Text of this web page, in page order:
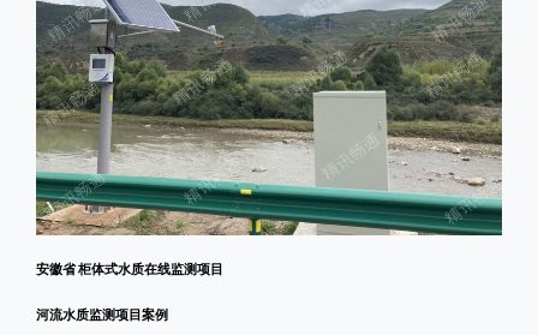
安徽省 柜体式水质在线监测项目
河流水质监测项目案例